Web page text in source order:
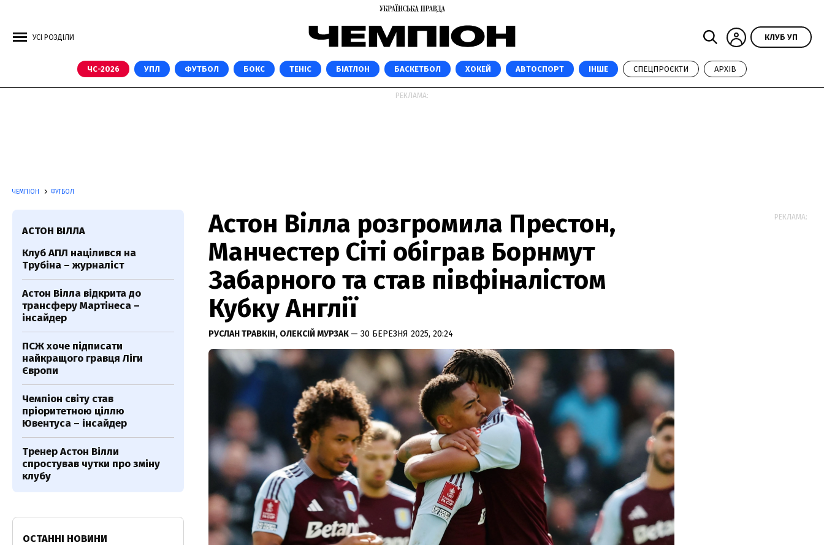
УСІ РОЗДІЛИ КЛУБ УП
ЧС-2026 УПЛ ФУТБОЛ БОКС ТЕНІС БІАТЛОН БАСКЕТБОЛ ХОКЕЙ АВТОСПОРТ ІНШЕ СПЕЦПРОЄКТИ АРХІВ
РЕКЛАМА:
ЧЕМПІОН ФУТБОЛ
Астон Вілла розгромила Престон,
Манчестер Сіті обіграв Борнмут
Забарного та став півфіналістом
Кубку Англії
РУСЛАН ТРАВКІН, ОЛЕКСІЙ МУРЗАК — 30 БЕРЕЗНЯ 2025, 20:24
АСТОН ВІЛЛА
Клуб АПЛ націлився на
Трубіна – журналіст
Астон Вілла відкрита до
трансферу Мартінеса –
інсайдер
ПСЖ хоче підписати
найкращого гравця Ліги
Європи
Чемпіон світу став
пріоритетною ціллю
Ювентуса – інсайдер
Тренер Астон Вілли
спростував чутки про зміну
клубу
ОСТАННІ НОВИНИ
РЕКЛАМА: